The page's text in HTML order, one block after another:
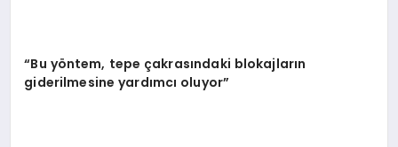
“Bu yöntem, tepe çakrasındaki blokajların
giderilmesine yardımcı oluyor”